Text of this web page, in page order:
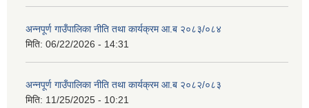
अन्नपूर्ण गाउँपालिका नीति तथा कार्यक्रम आ.ब २०८३/०८४
मिति: 06/22/2026 - 14:31
अन्नपूर्ण गाउँपालिका नीति तथा कार्यक्रम आ.ब २०८२/०८३
मिति: 11/25/2025 - 10:21